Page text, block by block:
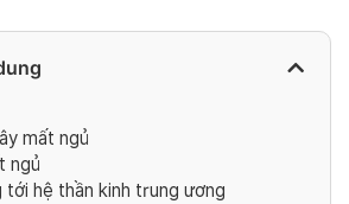
mất ngủ
ngủ
tới hệ thần kinh trung ương